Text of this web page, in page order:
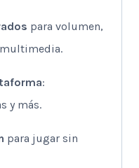
para volumen,
:
y más.
para jugar sin